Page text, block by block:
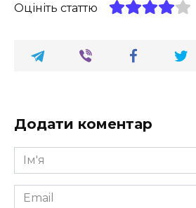
Оцініть статтю
Додати коментар
Ім'я
*
Email